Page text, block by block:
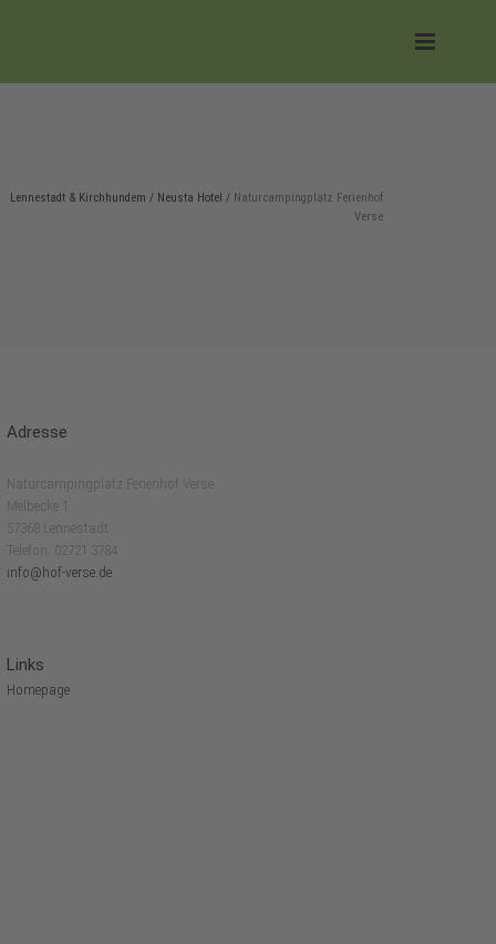
Lennestadt & Kirchhundem / Neusta Hotel / Naturcampingplatz Ferienhof
Verse
Adresse
Naturcampingplatz Ferienhof Verse
Melbecke 1
57368 Lennestadt
Telefon: 02721 3784
info@hof-verse.de
Links
Homepage